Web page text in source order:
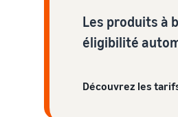
Les produits à
éligibilité
Découvrez les